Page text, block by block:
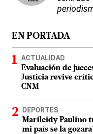
EN PORTADA
ACTUALIDAD
Evaluación de
Justicia revive
CNM
DEPORTES
Marileidy Paulino
mi país se la